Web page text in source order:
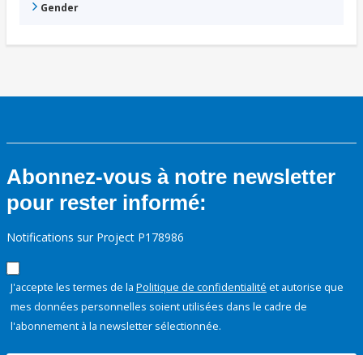
Gender
Abonnez-vous à notre newsletter
pour rester informé:
Notifications sur Project P178986
J'accepte les termes de la Politique de confidentialité et autorise que
mes données personnelles soient utilisées dans le cadre de
l'abonnement à la newsletter sélectionnée.